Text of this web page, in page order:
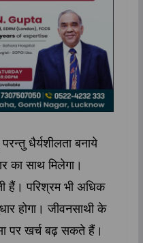
धैर्यशीलता बनाये
का साथ मिलेगा।
हैं। परिश्रम भी अधिक
होगा। जीवनसाथी के
पर खर्च बढ़ सकते हैं।